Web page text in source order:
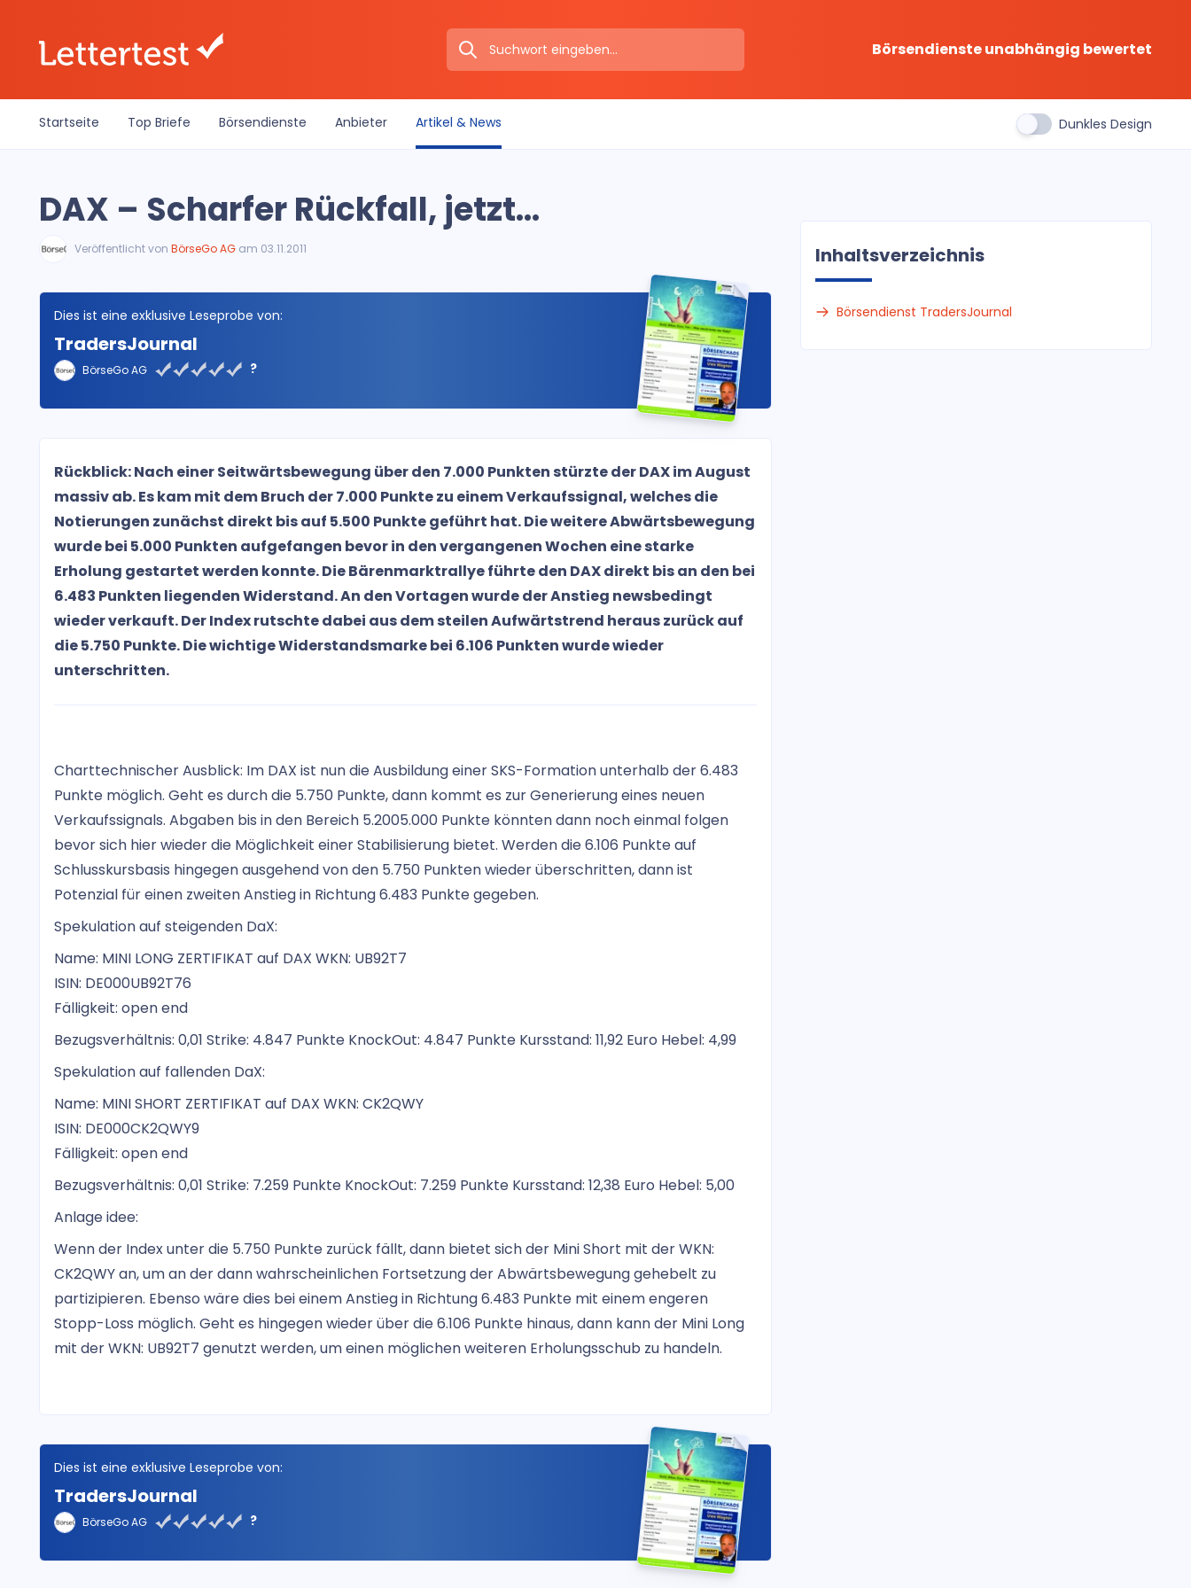
Börsendienste unabhängig bewertet
Startseite Top Briefe Börsendienste Anbieter Artikel & News Dunkles Design
DAX – Scharfer Rückfall, jetzt...
Veröffentlicht von BörseGo AG am 03.11.2011
Dies ist eine exklusive Leseprobe von:
TradersJournal
BörseGo AG ?
Rückblick: Nach einer Seitwärtsbewegung über den 7.000 Punkten stürzte der DAX im August
massiv ab. Es kam mit dem Bruch der 7.000 Punkte zu einem Verkaufssignal, welches die
Notierungen zunächst direkt bis auf 5.500 Punkte geführt hat. Die weitere Abwärtsbewegung
wurde bei 5.000 Punkten aufgefangen bevor in den vergangenen Wochen eine starke
Erholung gestartet werden konnte. Die Bärenmarktrallye führte den DAX direkt bis an den bei
6.483 Punkten liegenden Widerstand. An den Vortagen wurde der Anstieg newsbedingt
wieder verkauft. Der Index rutschte dabei aus dem steilen Aufwärtstrend heraus zurück auf
die 5.750 Punkte. Die wichtige Widerstandsmarke bei 6.106 Punkten wurde wieder
unterschritten.
Charttechnischer Ausblick: Im DAX ist nun die Ausbildung einer SKS-Formation unterhalb der 6.483
Punkte möglich. Geht es durch die 5.750 Punkte, dann kommt es zur Generierung eines neuen
Verkaufssignals. Abgaben bis in den Bereich 5.2005.000 Punkte könnten dann noch einmal folgen
bevor sich hier wieder die Möglichkeit einer Stabilisierung bietet. Werden die 6.106 Punkte auf
Schlusskursbasis hingegen ausgehend von den 5.750 Punkten wieder überschritten, dann ist
Potenzial für einen zweiten Anstieg in Richtung 6.483 Punkte gegeben.
Spekulation auf steigenden DaX:
Name: MINI LONG ZERTIFIKAT auf DAX WKN: UB92T7
ISIN: DE000UB92T76
Fälligkeit: open end
Bezugsverhältnis: 0,01 Strike: 4.847 Punkte KnockOut: 4.847 Punkte Kursstand: 11,92 Euro Hebel: 4,99
Spekulation auf fallenden DaX:
Name: MINI SHORT ZERTIFIKAT auf DAX WKN: CK2QWY
ISIN: DE000CK2QWY9
Fälligkeit: open end
Bezugsverhältnis: 0,01 Strike: 7.259 Punkte KnockOut: 7.259 Punkte Kursstand: 12,38 Euro Hebel: 5,00
Anlage idee:
Wenn der Index unter die 5.750 Punkte zurück fällt, dann bietet sich der Mini Short mit der WKN:
CK2QWY an, um an der dann wahrscheinlichen Fortsetzung der Abwärtsbewegung gehebelt zu
partizipieren. Ebenso wäre dies bei einem Anstieg in Richtung 6.483 Punkte mit einem engeren
Stopp-Loss möglich. Geht es hingegen wieder über die 6.106 Punkte hinaus, dann kann der Mini Long
mit der WKN: UB92T7 genutzt werden, um einen möglichen weiteren Erholungsschub zu handeln.
Dies ist eine exklusive Leseprobe von:
TradersJournal
BörseGo AG ?
Inhaltsverzeichnis
Börsendienst TradersJournal